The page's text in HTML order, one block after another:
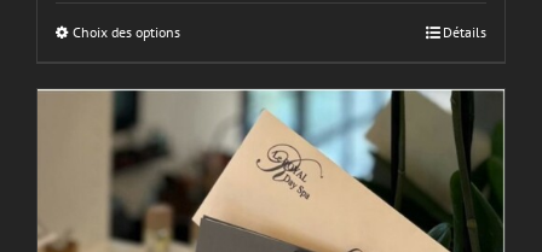
Choix des options Détails